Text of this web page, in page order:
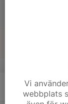
Vi
webbplats